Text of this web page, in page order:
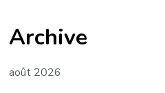
Archive
août 2026